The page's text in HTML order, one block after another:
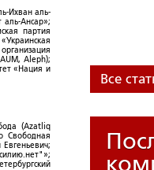
Ихван аль-
Ансар»;
партия
Aleph);
«Нация и
(Azatliq
Свободная
Все